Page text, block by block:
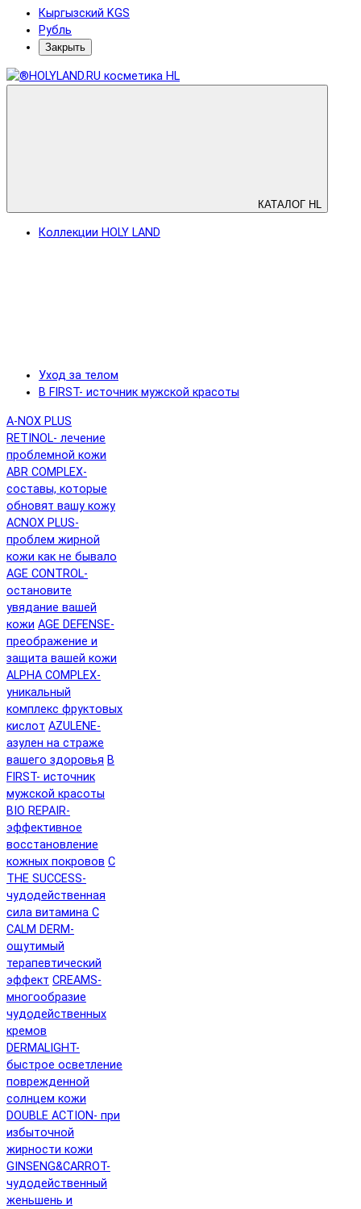
Кыргызский KGS
Рубль
Закрыть
КАТАЛОГ HL
Коллекции HOLY LAND
Уход за телом
B FIRST- источник мужской красоты
A-NOX PLUS
RETINOL- лечение
проблемной кожи
ABR COMPLEX-
составы, которые
обновят вашу кожу
ACNOX PLUS-
проблем жирной
кожи как не бывало
AGE CONTROL-
остановите
увядание вашей
кожи AGE DEFENSE-
преображение и
защита вашей кожи
ALPHA COMPLEX-
уникальный
комплекс фруктовых
кислот AZULENE-
азулен на страже
вашего здоровья B
FIRST- источник
мужской красоты
BIO REPAIR-
эффективное
восстановление
кожных покровов C
THE SUCCESS-
чудодейственная
сила витамина C
CALM DERM-
ощутимый
терапевтический
эффект CREAMS-
многообразие
чудодейственных
кремов
DERMALIGHT-
быстрое осветление
поврежденной
солнцем кожи
DOUBLE ACTION- при
избыточной
жирности кожи
GINSENG&CARROT-
чудодейственный
женьшень и